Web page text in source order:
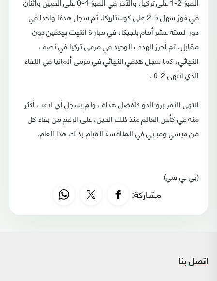
في فوز سهل 5-2 على كوستاريكا. ثم سجل هدفا واحدا في
دور الستة عشر أمام بلجيكا، في مباراة انتهت بهدفين دون
مقابل، ثم أحرز الهدف الوحيد في مرمى تركيا في نصف
النهائي، كما سجل هدفي النهائي في مرمى ألمانيا في اللقاء
الذي انتهى 2-0 .
انتهى الأمر برونالدو كأفضل هداف ولم يسجل أي لاعب أكثر
منه في كأس العالم منذ ذلك الحين، على الرغم من بقاء كل
من ميسي ومبابي في المنافسة للقيام بذلك هذا العام.
(بي بي سي)
مشاركة:
اتصل بنا